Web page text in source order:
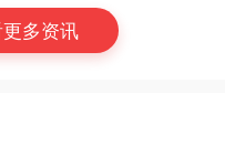
多资讯